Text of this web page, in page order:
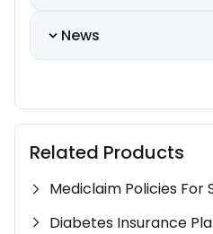
News
Related Products
Mediclaim Policies For
Diabetes Insurance